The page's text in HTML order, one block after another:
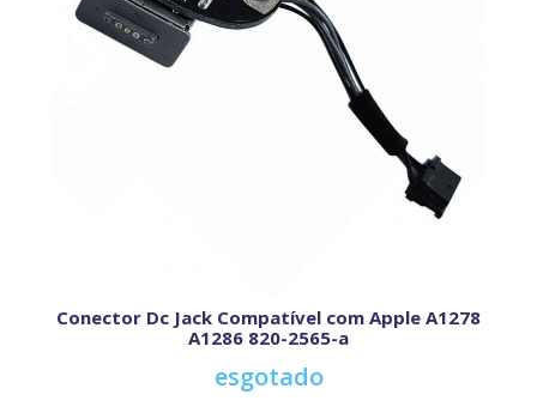
Conector Dc Jack Compatível com Apple A1278
A1286 820-2565-a
esgotado